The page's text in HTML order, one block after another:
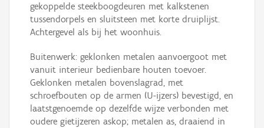
gekoppelde steekboogdeuren met kalkstenen
tussendorpels en sluitsteen met korte druiplijst.
Achtergevel als bij het woonhuis.
Buitenwerk: geklonken metalen aanvoergoot met
vanuit interieur bedienbare houten toevoer.
Geklonken metalen bovenslagrad, met
schroefbouten op de armen (U-ijzers) bevestigd, en
laatstgenoemde op dezelfde wijze verbonden met
oudere gietijzeren askop; metalen as, draaiend in